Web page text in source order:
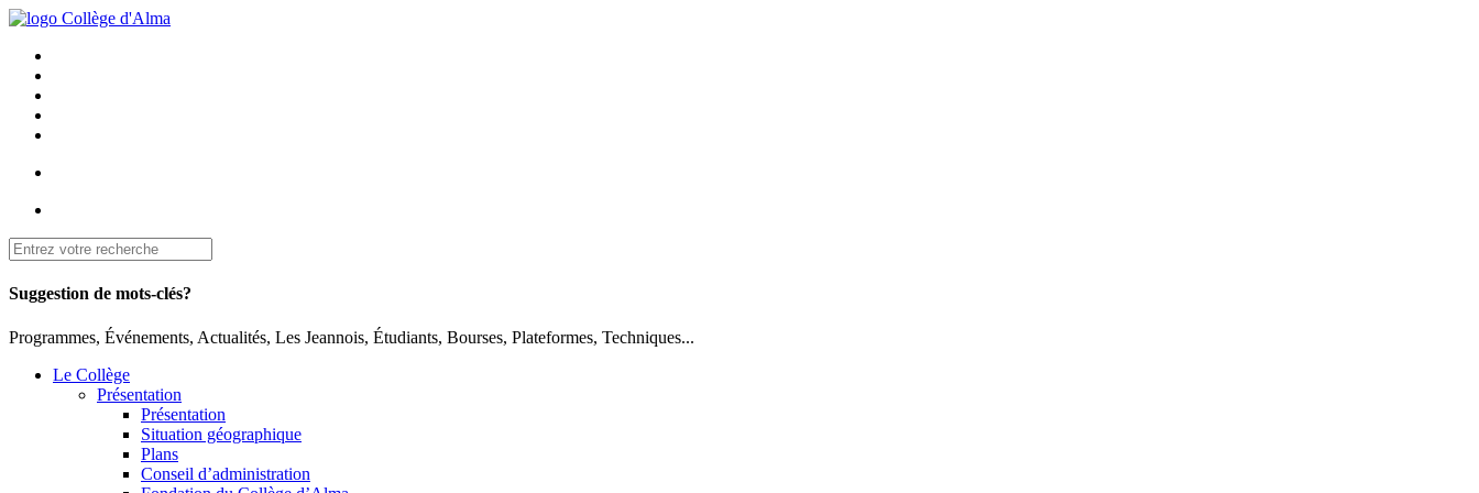
Suggestion de mots-clés?
Programmes, Événements, Actualités, Les Jeannois, Étudiants, Bourses, Plateformes, Techniques...
Le Collège
Présentation
Présentation
Situation géographique
Plans
Conseil d’administration